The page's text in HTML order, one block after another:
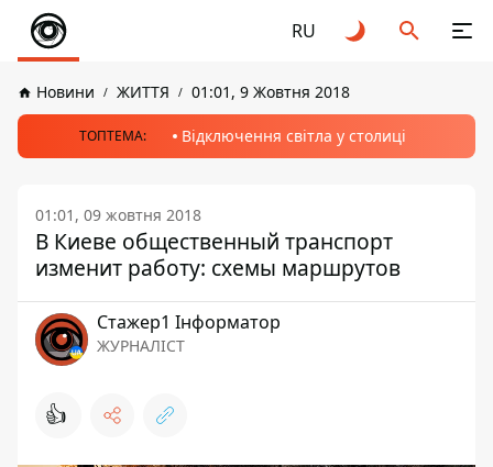
RU
Новини ЖИТТЯ 01:01, 9 Жовтня 2018
ТОПТЕМА: Відключення світла у столиці
01:01, 09 жовтня 2018
В Киеве общественный транспорт
изменит работу: схемы маршрутов
Стажер1 Інформатор
ЖУРНАЛІСТ
👍